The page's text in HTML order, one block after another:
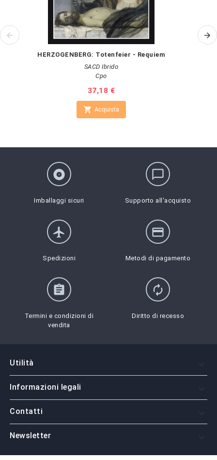
HERZOGENBERG: Totenfeier - Requiem
SACD Ibrido
Cpo
Prezzo
37,18 €
 Acquista
album
Imballaggi sicuri
chat_bubble_outline
Supporto all'acquisto
flight
Spedizioni
credit_card
Metodi di pagamento
assignment
Termini e condizioni di
vendita
autorenew
Diritto di recesso
Utilità
Informazioni legali
Contatti
Newsletter